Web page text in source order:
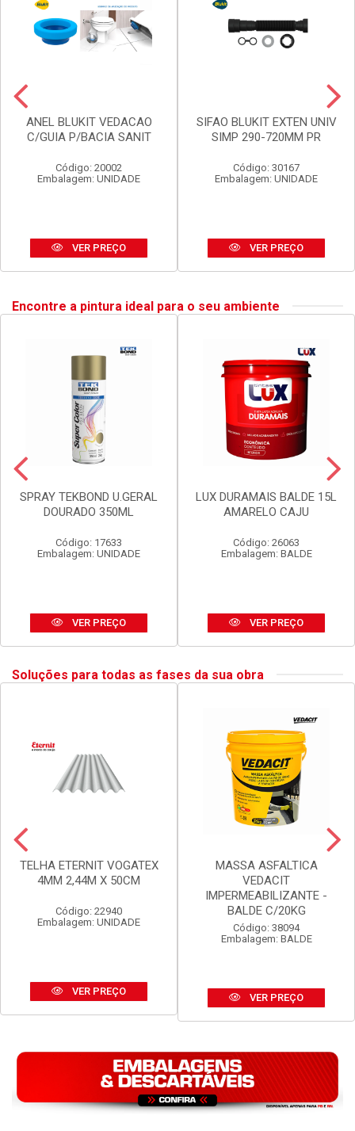
ANEL BLUKIT VEDACAO
C/GUIA P/BACIA SANIT
Código: 20002
Embalagem: UNIDADE
VER PREÇO
SIFAO BLUKIT EXTEN UNIV
SIMP 290-720MM PR
Código: 30167
Embalagem: UNIDADE
VER PREÇO
Encontre a pintura ideal para o seu ambiente
SPRAY TEKBOND U.GERAL
DOURADO 350ML
Código: 17633
Embalagem: UNIDADE
VER PREÇO
LUX DURAMAIS BALDE 15L
AMARELO CAJU
Código: 26063
Embalagem: BALDE
VER PREÇO
Soluções para todas as fases da sua obra
TELHA ETERNIT VOGATEX
4MM 2,44M X 50CM
Código: 22940
Embalagem: UNIDADE
VER PREÇO
MASSA ASFALTICA
VEDACIT
IMPERMEABILIZANTE -
BALDE C/20KG
Código: 38094
Embalagem: BALDE
VER PREÇO